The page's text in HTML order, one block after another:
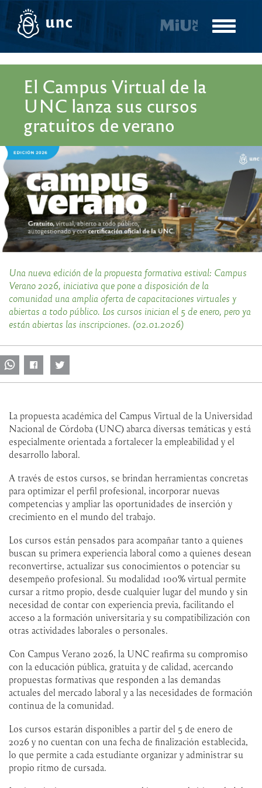
Pasar
contenido
Toggle
El Campus Virtual de la
UNC lanza sus cursos
gratuitos de verano
Una nueva edición de la propuesta formativa estival: Campus
Verano 2026, iniciativa que pone a disposición de la
comunidad una amplia oferta de capacitaciones virtuales y
abiertas a todo público. Los cursos inician el 5 de enero, pero ya
están abiertas las inscripciones. (02.01.2026)
La propuesta académica del Campus Virtual de la Universidad
Nacional de Córdoba (UNC) abarca diversas temáticas y está
especialmente orientada a fortalecer la empleabilidad y el
desarrollo laboral.
A través de estos cursos, se brindan herramientas concretas
para optimizar el perfil profesional, incorporar nuevas
competencias y ampliar las oportunidades de inserción y
crecimiento en el mundo del trabajo.
Los cursos están pensados para acompañar tanto a quienes
buscan su primera experiencia laboral como a quienes desean
reconvertirse, actualizar sus conocimientos o potenciar su
desempeño profesional. Su modalidad 100% virtual permite
cursar a ritmo propio, desde cualquier lugar del mundo y sin
necesidad de contar con experiencia previa, facilitando el
acceso a la formación universitaria y su compatibilización con
otras actividades laborales o personales.
Con Campus Verano 2026, la UNC reafirma su compromiso
con la educación pública, gratuita y de calidad, acercando
propuestas formativas que responden a las demandas
actuales del mercado laboral y a las necesidades de formación
continua de la comunidad.
Los cursos estarán disponibles a partir del 5 de enero de
2026 y no cuentan con una fecha de finalización establecida,
lo que permite a cada estudiante organizar y administrar su
propio ritmo de cursada.